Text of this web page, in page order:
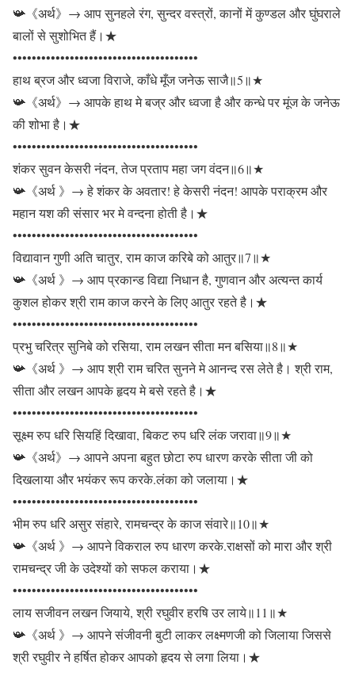
📯《अर्थ》→ आप सुनहले रंग, सुन्दर वस्त्रों, कानों में कुण्डल और घुंघराले
बालों से सुशोभित हैं।★
•••••••••••••••••••••••••••••••••••••••
हाथ ब्रज और ध्वजा विराजे, काँधे मूँज जनेऊ साजै॥5॥★
📯《अर्थ》→ आपके हाथ मे बज्र और ध्वजा है और कन्धे पर मूंज के जनेऊ
की शोभा है।★
•••••••••••••••••••••••••••••••••••••••
शंकर सुवन केसरी नंदन, तेज प्रताप महा जग वंदन॥6॥★
📯《अर्थ 》→ हे शंकर के अवतार! हे केसरी नंदन! आपके पराक्रम और
महान यश की संसार भर मे वन्दना होती है।★
•••••••••••••••••••••••••••••••••••••••
विद्यावान गुणी अति चातुर, राम काज करिबे को आतुर॥7॥★
📯《अर्थ 》→ आप प्रकान्ड विद्या निधान है, गुणवान और अत्यन्त कार्य
कुशल होकर श्री राम काज करने के लिए आतुर रहते है।★
•••••••••••••••••••••••••••••••••••••••
प्रभु चरित्र सुनिबे को रसिया, राम लखन सीता मन बसिया॥8॥★
📯《अर्थ 》→ आप श्री राम चरित सुनने मे आनन्द रस लेते है। श्री राम,
सीता और लखन आपके हृदय मे बसे रहते है।★
•••••••••••••••••••••••••••••••••••••••
सूक्ष्म रुप धरि सियहिं दिखावा, बिकट रुप धरि लंक जरावा॥9॥★
📯《अर्थ》→ आपने अपना बहुत छोटा रुप धारण करके सीता जी को
दिखलाया और भयंकर रूप करके.लंका को जलाया।★
•••••••••••••••••••••••••••••••••••••••
भीम रुप धरि असुर संहारे, रामचन्द्र के काज संवारे॥10॥★
📯《अर्थ 》→ आपने विकराल रुप धारण करके.राक्षसों को मारा और श्री
रामचन्द्र जी के उदेश्यों को सफल कराया।★
•••••••••••••••••••••••••••••••••••••••
लाय सजीवन लखन जियाये, श्री रघुवीर हरषि उर लाये॥11॥★
📯《अर्थ 》→ आपने संजीवनी बुटी लाकर लक्ष्मणजी को जिलाया जिससे
श्री रघुवीर ने हर्षित होकर आपको हृदय से लगा लिया।★